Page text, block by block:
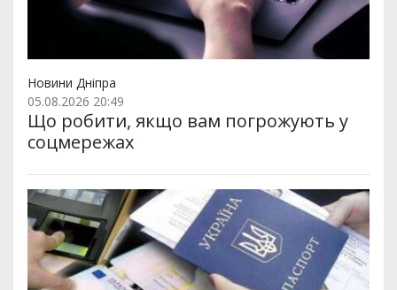
Новини Дніпра
05.08.2026 20:49
Що робити, якщо вам погрожують у
соцмережах